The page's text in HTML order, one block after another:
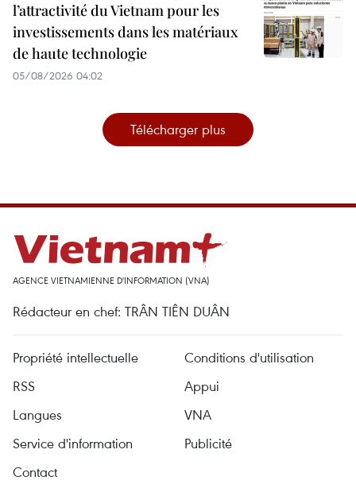
l’attractivité du Vietnam pour les
investissements dans les matériaux
de haute technologie
05/08/2026 04:02
Télécharger plus
AGENCE VIETNAMIENNE D'INFORMATION (VNA)
Rédacteur en chef: TRÂN TIÊN DUÂN
Propriété intellectuelle
Conditions d'utilisation
RSS
Appui
Langues
VNA
Service d'information
Publicité
Contact